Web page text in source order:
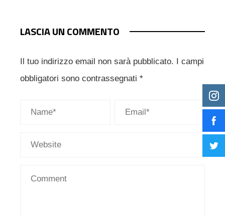
LASCIA UN COMMENTO
Il tuo indirizzo email non sarà pubblicato.
I campi
obbligatori sono contrassegnati *